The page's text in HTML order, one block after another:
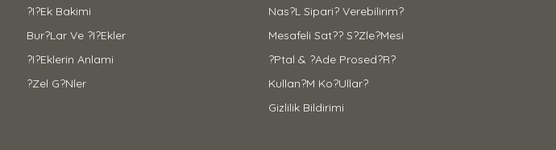
?i?ek Bakimi
Bur?lar Ve ?i?ekler
?i?eklerin Anlami
?zel G?nler
Nas?l Sipari? Verebilirim?
Mesafeli Sat?? S?zle?mesi
?ptal & ?ade Prosed?r?
Kullan?m Ko?ullar?
Gizlilik Bildirimi